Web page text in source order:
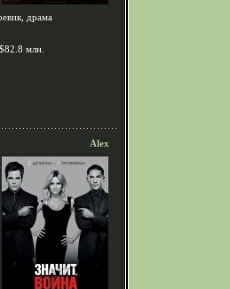
драма
млн.
Alex